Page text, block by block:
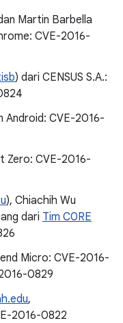
Martin Barbella
CVE-2016-
) dari CENSUS S.A.:
Android: CVE-2016-
Zero: CVE-2016-
), Chiachih Wu
dari Tim C0RE
Micro: CVE-2016-
0829
,
2016-0822